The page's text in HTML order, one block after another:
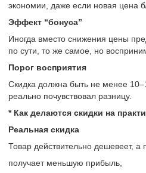
экономии, даже если новая цена
Эффект “бонуса”
Иногда вместо снижения цены
по сути, то же самое, но
Порог восприятия
Скидка должна быть не менее
реально почувствовал разницу.
* Как делаются скидки на
Реальная скидка
Товар действительно дешевеет, а
получает меньшую прибыль,